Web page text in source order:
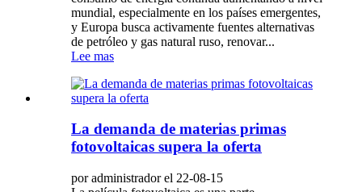
mundial, especialmente en los países emergentes,
y Europa busca activamente fuentes alternativas
de petróleo y gas natural ruso, renovar...
Lee mas
La demanda de materias primas
fotovoltaicas supera la oferta
por administrador el 22-08-15